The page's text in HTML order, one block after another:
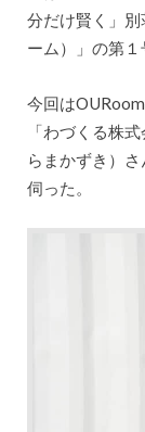
分だけ賢く」
ーム）」の第１
今回は
「わづくる株
らまかずき）
伺った。